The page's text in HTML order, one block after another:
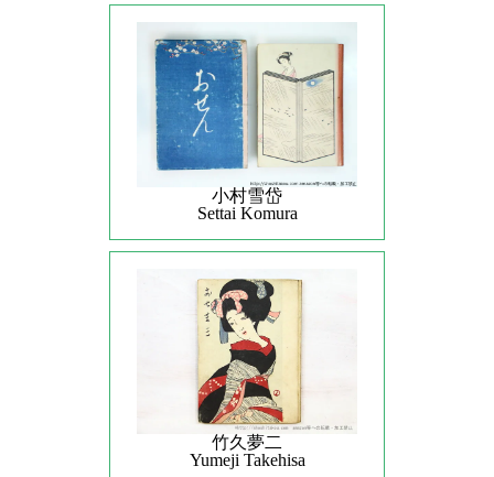
小村雪岱
Settai Komura
竹久夢二
Yumeji Takehisa